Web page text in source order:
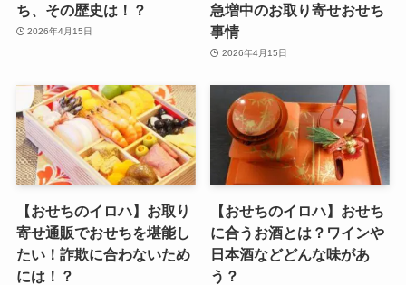
ち、その歴史は！？
2026年4月15日
急増中のお取り寄せおせち
事情
2026年4月15日
【おせちのイロハ】お取り
寄せ通販でおせちを堪能し
たい！詐欺に合わないため
には！？
【おせちのイロハ】おせち
に合うお酒とは？ワインや
日本酒などどんな味があ
う？